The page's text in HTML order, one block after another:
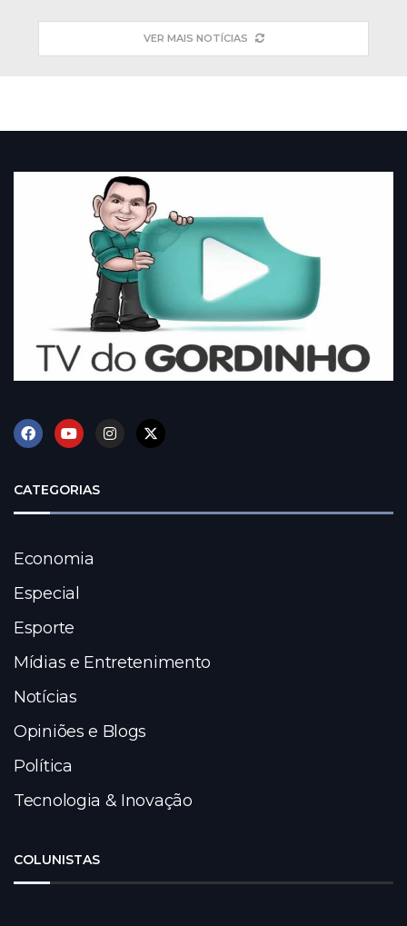
VER MAIS NOTÍCIAS
CATEGORIAS
Economia
Especial
Esporte
Mídias e Entretenimento
Notícias
Opiniões e Blogs
Política
Tecnologia & Inovação
COLUNISTAS